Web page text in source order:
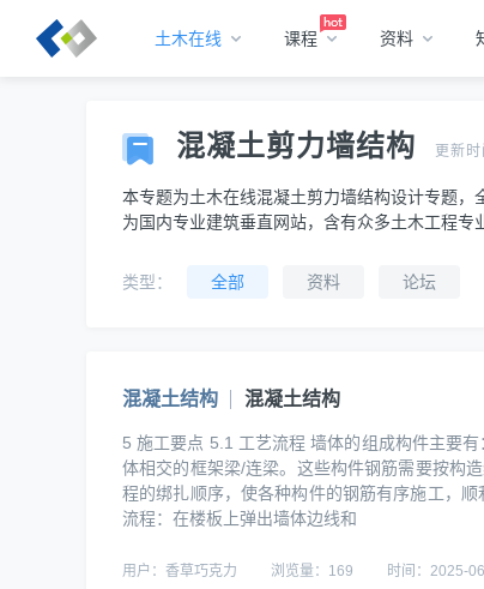
土木在线 课程 资料
混凝土剪力墙结构 更新
本专题为土木在线混凝土剪力墙结构设计专题
为国内专业建筑垂直网站，含有众多土木工程专
类型： 全部 资料 论坛
混凝土结构 混凝土结构
5 施工要点 5.1 工艺流程 墙体的组成构件主要
体相交的框架梁/连梁。这些构件钢筋需要按构
程的绑扎顺序，使各种构件的钢筋有序施工，
流程：在楼板上弹出墙体边线和
用户： 香草巧克力 浏览量： 169 时间： 2025-